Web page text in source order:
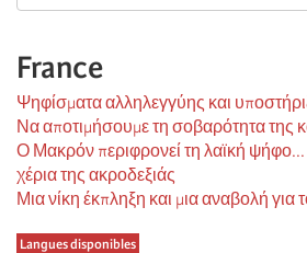
France
Ψηφίσματα αλληλεγγύης και
Να αποτιμήσουμε τη σοβαρότητα της
Ο Μακρόν περιφρονεί τη λαϊκή ψήφο...
χέρια της ακροδεξιάς
Μια νίκη έκπληξη και μια αναβολή για
Langues disponibles